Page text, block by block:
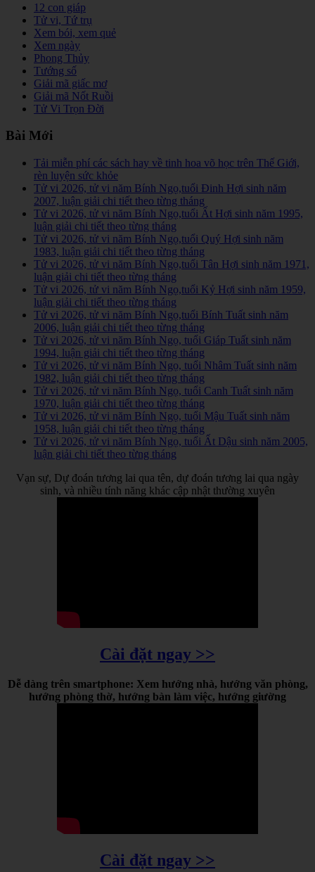
12 con giáp
Tử vi, Tứ trụ
Xem bói, xem quẻ
Xem ngày
Phong Thủy
Tướng số
Giải mã giấc mơ
Giải mã Nốt Ruồi
Tử Vi Trọn Đời
Bài Mới
Tải miễn phí các sách hay về tinh hoa võ học trên Thế Giới,
rèn luyện sức khỏe
Tử vi 2026, tử vi năm Bính Ngọ,tuổi Đinh Hợi sinh năm
2007, luận giải chi tiết theo từng tháng
Tử vi 2026, tử vi năm Bính Ngọ,tuổi Ất Hợi sinh năm 1995,
luận giải chi tiết theo từng tháng
Tử vi 2026, tử vi năm Bính Ngọ,tuổi Quý Hợi sinh năm
1983, luận giải chi tiết theo từng tháng
Tử vi 2026, tử vi năm Bính Ngọ,tuổi Tân Hợi sinh năm 1971,
luận giải chi tiết theo từng tháng
Tử vi 2026, tử vi năm Bính Ngọ,tuổi Kỷ Hợi sinh năm 1959,
luận giải chi tiết theo từng tháng
Tử vi 2026, tử vi năm Bính Ngọ,tuổi Bính Tuất sinh năm
2006, luận giải chi tiết theo từng tháng
Tử vi 2026, tử vi năm Bính Ngọ, tuổi Giáp Tuất sinh năm
1994, luận giải chi tiết theo từng tháng
Tử vi 2026, tử vi năm Bính Ngọ, tuổi Nhâm Tuất sinh năm
1982, luận giải chi tiết theo từng tháng
Tử vi 2026, tử vi năm Bính Ngọ, tuổi Canh Tuất sinh năm
1970, luận giải chi tiết theo từng tháng
Tử vi 2026, tử vi năm Bính Ngọ, tuổi Mậu Tuất sinh năm
1958, luận giải chi tiết theo từng tháng
Tử vi 2026, tử vi năm Bính Ngọ, tuổi Ất Dậu sinh năm 2005,
luận giải chi tiết theo từng tháng
Vạn sự, Dự đoán tương lai qua tên, dự đoán tương lai qua ngày
sinh, và nhiều tính năng khác cập nhật thường xuyên
Cài đặt ngay >>
Dễ dàng trên smartphone: Xem hướng nhà, hướng văn phòng,
hướng phòng thờ, hướng bàn làm việc, hướng giường
Cài đặt ngay >>